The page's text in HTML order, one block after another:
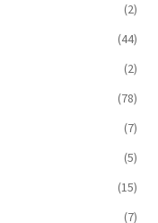
(2)
(44)
(2)
(78)
(7)
(5)
(15)
(7)